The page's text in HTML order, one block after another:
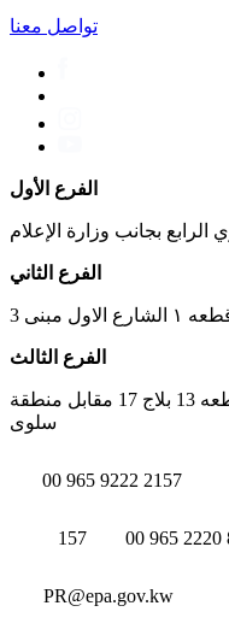
تواصل معنا
الفرع الأول
الرابع بجانب وزارة الإعلام
الفرع الثاني
مبنى 3
الفرع الثالث
شاطئ انجفة - شارع التعاون - قطعه 13 بلاج 17 مقابل منطقة
سلوى
00 965 9222 2157
157 00 965 2220
PR@epa.gov.kw